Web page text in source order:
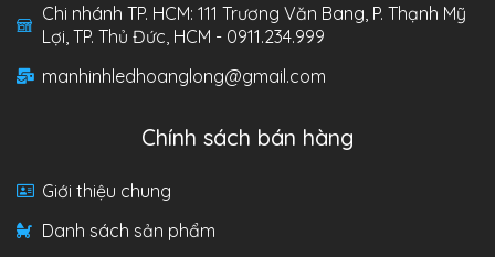
Chi nhánh TP. HCM: 111 Trương Văn Bang, P. Thạnh Mỹ
Lợi, TP. Thủ Đức, HCM - 0911.234.999
manhinhledhoanglong@gmail.com
Chính sách bán hàng
Giới thiệu chung
Danh sách sản phẩm